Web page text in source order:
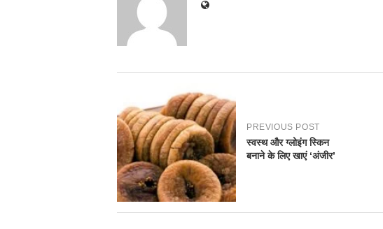
PREVIOUS POST
स्वस्थ और ग्लोइंग स्किन
बनाने के लिए खाएं ‘अंजीर’